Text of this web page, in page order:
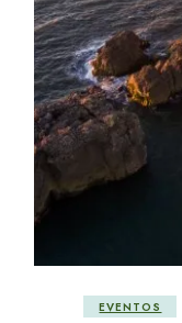
EVENTOS